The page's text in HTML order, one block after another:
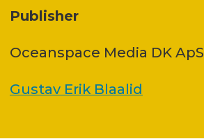
Publisher
Oceanspace Media DK ApS
Gustav Erik Blaalid